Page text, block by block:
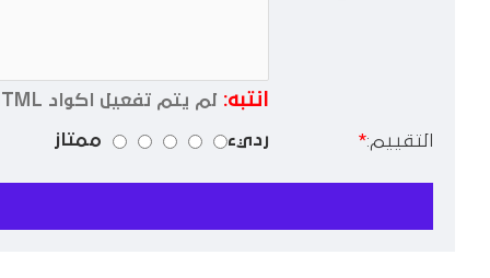
انتبه: لم يتم تفعيل اكواد HTML !
التقييم: رديء ممتاز